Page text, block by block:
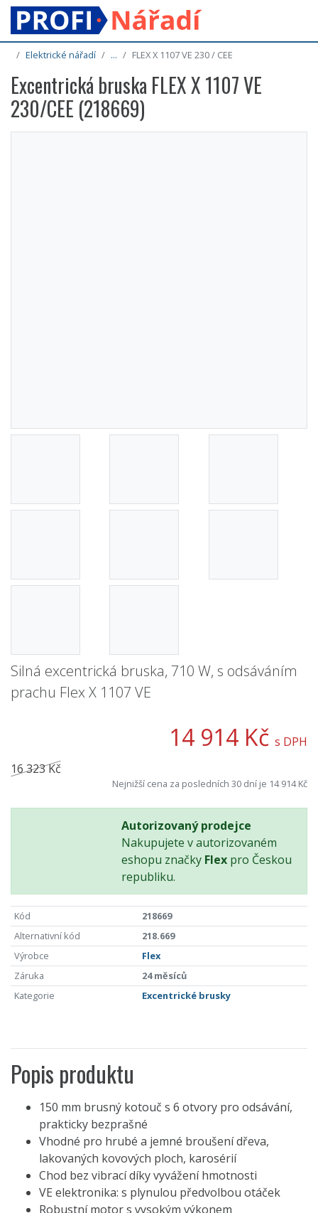
Elektrické nářadí ... FLEX X 1107 VE 230 / CEE
Excentrická bruska FLEX X 1107 VE
230/CEE (218669)
Silná excentrická bruska, 710 W, s odsáváním
prachu Flex X 1107 VE
14 914 Kč s DPH
16 323 Kč
Nejnižší cena za posledních 30 dní je 14 914 Kč
Autorizovaný prodejce
Nakupujete v autorizovaném
eshopu značky Flex pro Českou
republiku.
Kód
218669
Alternativní kód
218.669
Výrobce
Flex
Záruka
24 měsíců
Kategorie
Excentrické brusky
Popis produktu
150 mm brusný kotouč s 6 otvory pro odsávání,
prakticky bezprašné
Vhodné pro hrubé a jemné broušení dřeva,
lakovaných kovových ploch, karosérií
Chod bez vibrací díky vyvážení hmotnosti
VE elektronika: s plynulou předvolbou otáček
Robustní motor s vysokým výkonem